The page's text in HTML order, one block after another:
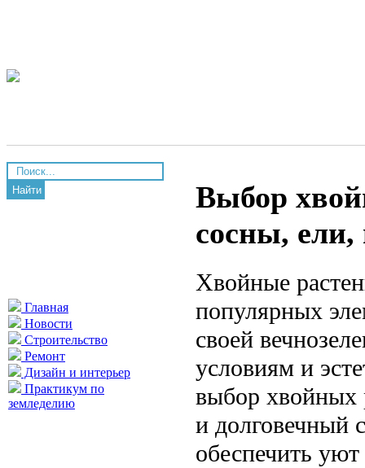
Найти
Главная
Новости
Строительство
Ремонт
Дизайн и интерьер
Практикум по
земледелию
Выбор
сосны,
Хвойные
популярных
своей
условиям и
выбор хвойных
и долговечный
обеспечить